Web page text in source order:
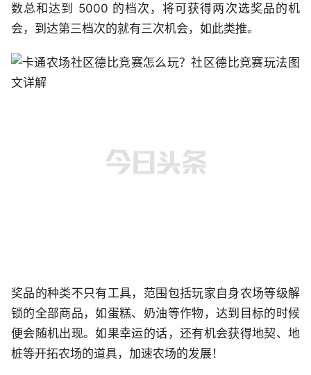
数总和达到 5000 的档次，将可获得两次选奖品的机
会，到达第三档次的就有三次机会，如此类推。
奖品的种类不只有工具，范围包括玩家自身农场等级解
锁的全部商品，如蛋糕、奶油等作物，达到目标的时候
便会随机出现。如果幸运的话，还有机会获得地契、地
桩等开拓农场的道具，加速农场的发展！